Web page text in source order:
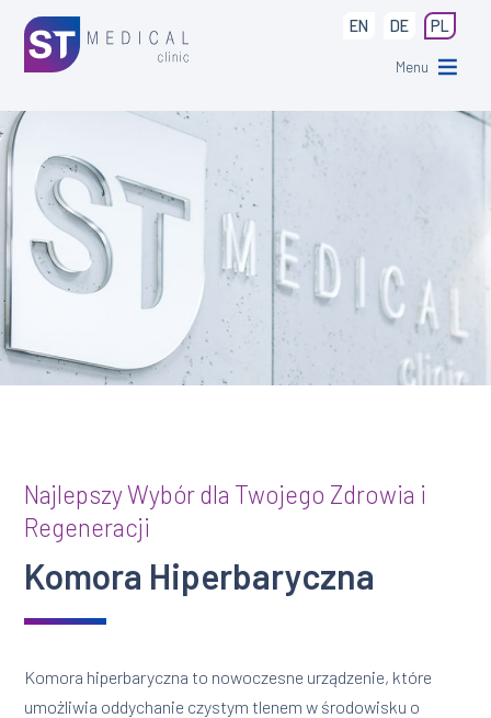
EN DE PL
Menu
Najlepszy Wybór dla Twojego Zdrowia i
Regeneracji
Komora Hiperbaryczna
Komora hiperbaryczna to nowoczesne urządzenie, które
umożliwia oddychanie czystym tlenem w środowisku o